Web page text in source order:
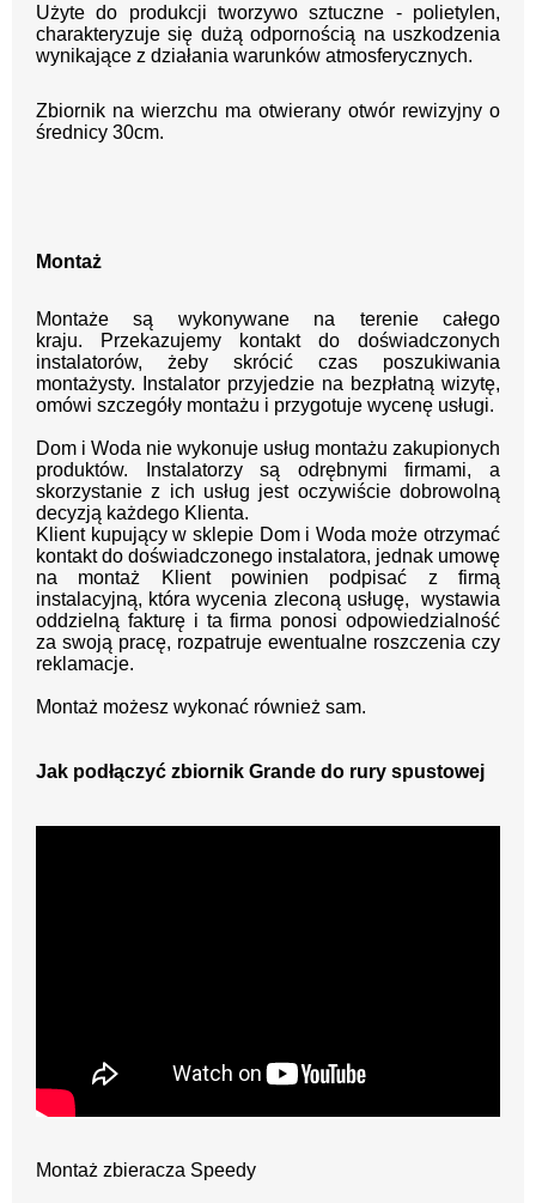
Użyte do produkcji tworzywo sztuczne - polietylen,
charakteryzuje się dużą odpornością na uszkodzenia
wynikające z działania warunków atmosferycznych.
Zbiornik na wierzchu ma otwierany otwór rewizyjny o
średnicy 30cm.
Montaż
Montaże są wykonywane na terenie całego
kraju.
Przekazujemy kontakt do doświadczonych
instalatorów, żeby skrócić czas poszukiwania
montażysty.
Instalator przyjedzie na bezpłatną wizytę,
omówi szczegóły montażu i przygotuje wycenę usługi.
Dom i Woda nie wykonuje usług montażu zakupionych
produktów. Instalatorzy są odrębnymi firmami, a
skorzystanie z ich usług jest oczywiście dobrowolną
decyzją każdego Klienta.
Klient kupujący w sklepie Dom i Woda może otrzymać
kontakt do doświadczonego instalatora, jednak umowę
na montaż Klient powinien podpisać z firmą
instalacyjną, która wycenia zleconą usługę, wystawia
oddzielną fakturę i ta firma ponosi odpowiedzialność
za swoją pracę, rozpatruje ewentualne roszczenia czy
reklamacje.
Montaż możesz wykonać również sam.
Jak podłączyć zbiornik Grande do rury spustowej
Montaż zbieracza Speedy